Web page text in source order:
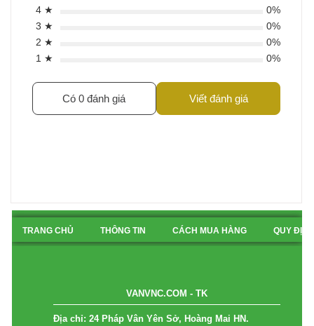
4 ★
0%
3 ★
0%
2 ★
0%
1 ★
0%
Có 0 đánh giá Viết đánh giá
TRANG CHỦ THÔNG TIN CÁCH MUA HÀNG QUY
VANVNC.COM - TK
Địa chỉ: 24 Pháp Vân Yên Sở, Hoàng Mai HN.